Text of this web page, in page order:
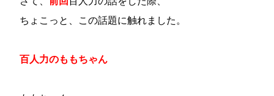
ちょこっと、この話題に触れました。
百人力のももちゃん